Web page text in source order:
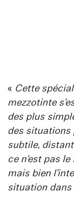
« Cette
mezzotinte
des plus
des situations
subtile,
ce n’est pas
mais bien
situation dans